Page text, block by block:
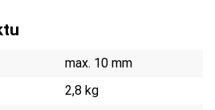
max. 10 mm
2,8 kg